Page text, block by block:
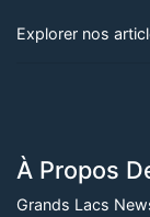
Explorer nos
À Propos
Grands Lacs